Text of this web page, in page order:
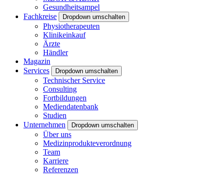
Gesundheitsampel
Fachkreise
Dropdown umschalten
Physiotherapeuten
Klinikeinkauf
Ärzte
Händler
Magazin
Services
Dropdown umschalten
Technischer Service
Consulting
Fortbildungen
Mediendatenbank
Studien
Unternehmen
Dropdown umschalten
Über uns
Medizinprodukteverordnung
Team
Karriere
Referenzen